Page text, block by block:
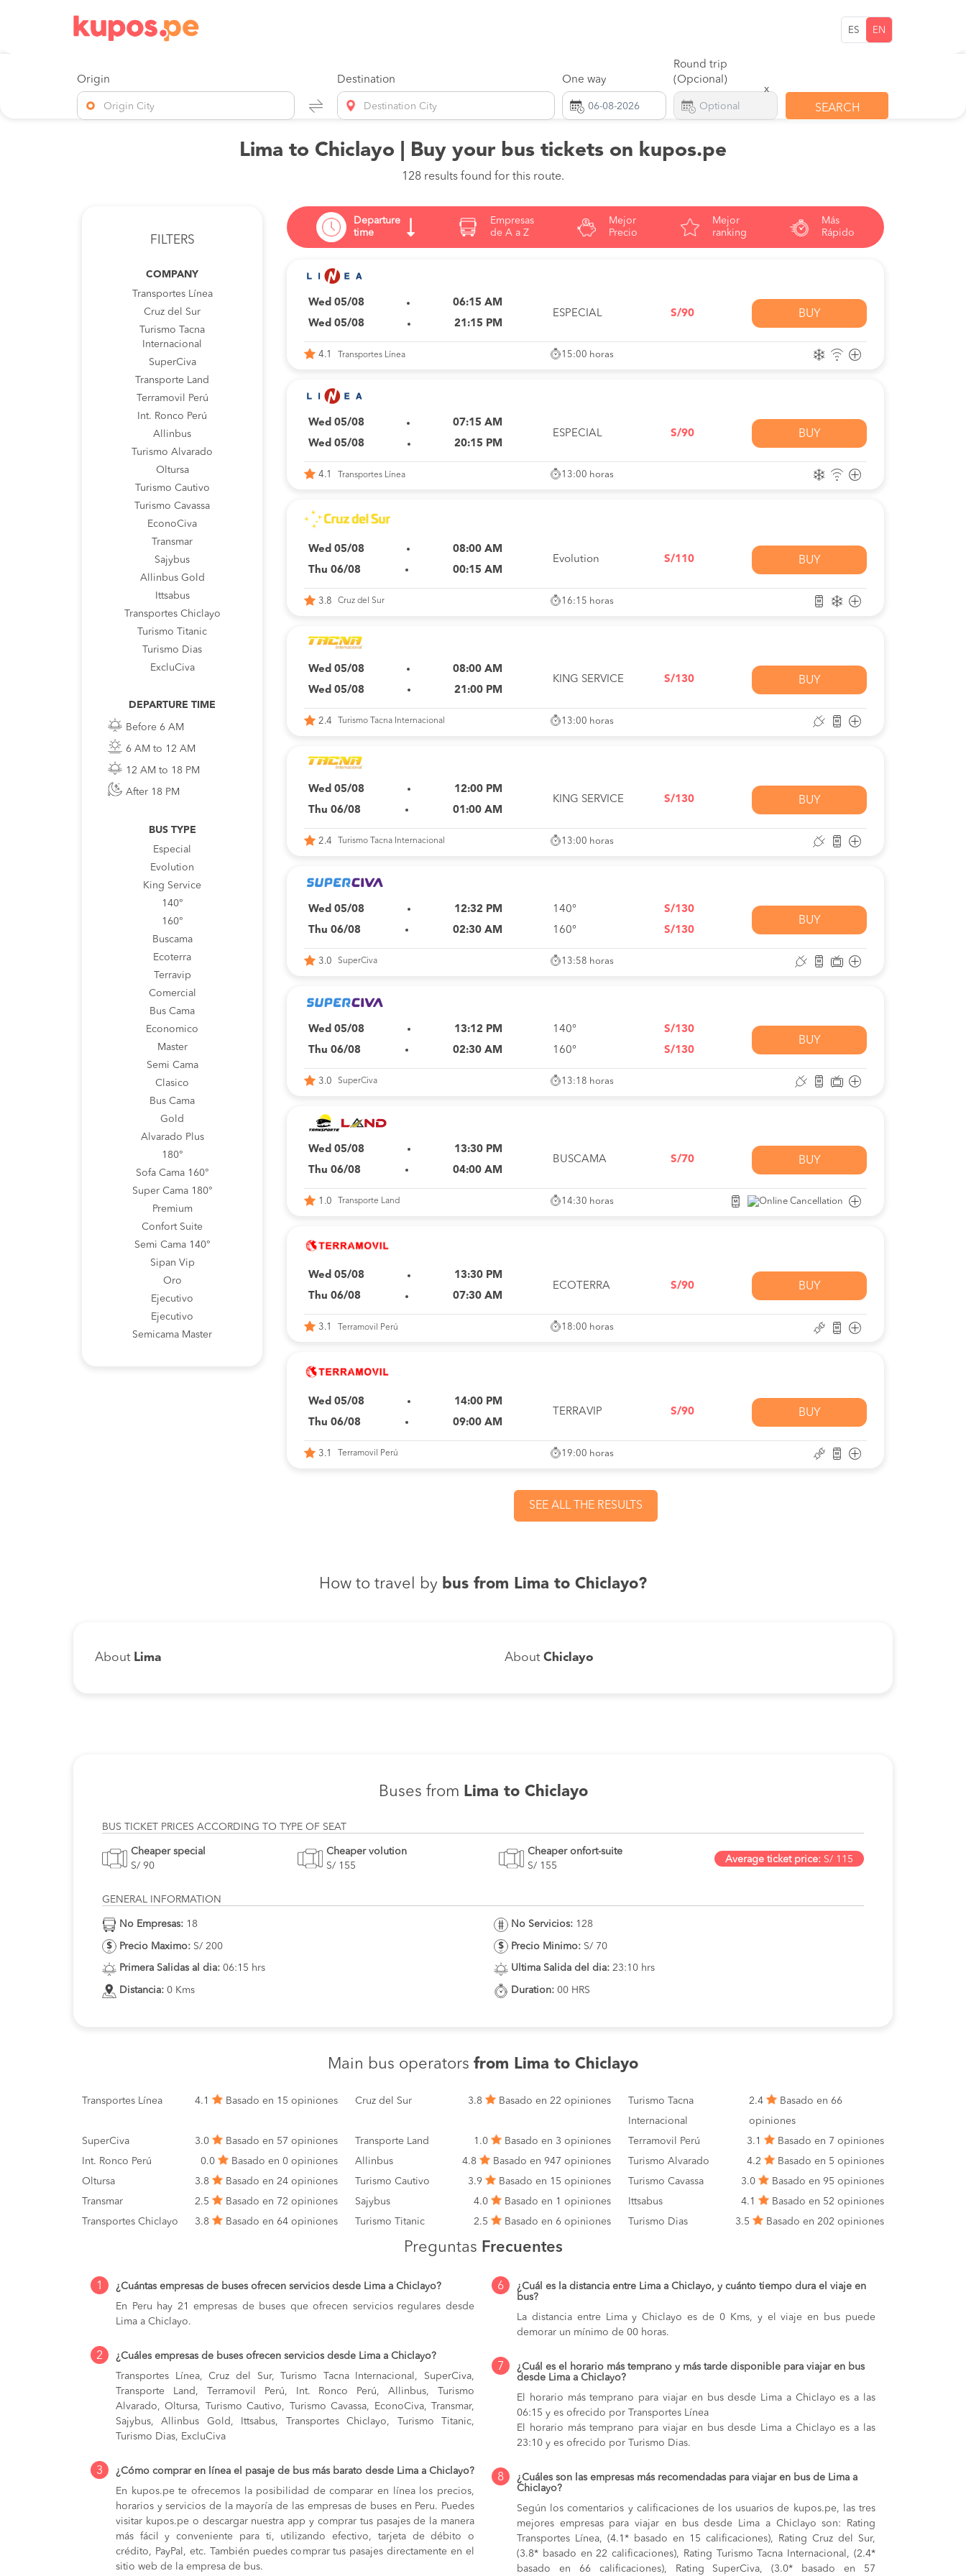
ES EN
Origin
Origin City
Destination
Destination City
One way
Round trip
(Opcional)
x
SEARCH
Lima to Chiclayo | Buy your bus tickets on kupos.pe
128 results found for this route.
FILTERS
COMPANY
Transportes Línea
Cruz del Sur
Turismo Tacna
Internacional
SuperCiva
Transporte Land
Terramovil Perú
Int. Ronco Perú
Allinbus
Turismo Alvarado
Oltursa
Turismo Cautivo
Turismo Cavassa
EconoCiva
Transmar
Sajybus
Allinbus Gold
Ittsabus
Transportes Chiclayo
Turismo Titanic
Turismo Dias
ExcluCiva
DEPARTURE TIME
Before 6 AM
6 AM to 12 AM
12 AM to 18 PM
After 18 PM
BUS TYPE
Especial
Evolution
King Service
140°
160°
Buscama
Ecoterra
Terravip
Comercial
Bus Cama
Economico
Master
Semi Cama
Clasico
Bus Cama
Gold
Alvarado Plus
180°
Sofa Cama 160°
Super Cama 180°
Premium
Confort Suite
Semi Cama 140°
Sipan Vip
Oro
Ejecutivo
Ejecutivo
Semicama Master
Departure
time
Empresas
de A a Z
Mejor
Precio
Mejor
ranking
Más
Rápido
Wed 05/08
06:15 AM
Wed 05/08
21:15 PM
ESPECIAL S/90 BUY
4.1 Transportes Línea 15:00 horas
Wed 05/08
07:15 AM
Wed 05/08
20:15 PM
ESPECIAL S/90 BUY
4.1 Transportes Línea 13:00 horas
Wed 05/08
08:00 AM
Thu 06/08
00:15 AM
Evolution S/110 BUY
3.8 Cruz del Sur 16:15 horas
Wed 05/08
08:00 AM
Wed 05/08
21:00 PM
KING SERVICE S/130 BUY
2.4 Turismo Tacna Internacional 13:00 horas
Wed 05/08
12:00 PM
Thu 06/08
01:00 AM
KING SERVICE S/130 BUY
2.4 Turismo Tacna Internacional 13:00 horas
Wed 05/08
12:32 PM
Thu 06/08
02:30 AM
140°
160°
S/130
S/130
BUY
3.0 SuperCiva 13:58 horas
Wed 05/08
13:12 PM
Thu 06/08
02:30 AM
140°
160°
S/130
S/130
BUY
3.0 SuperCiva 13:18 horas
Wed 05/08
13:30 PM
Thu 06/08
04:00 AM
BUSCAMA S/70 BUY
1.0 Transporte Land 14:30 horas
Wed 05/08
13:30 PM
Thu 06/08
07:30 AM
ECOTERRA S/90 BUY
3.1 Terramovil Perú 18:00 horas
Wed 05/08
14:00 PM
Thu 06/08
09:00 AM
TERRAVIP S/90 BUY
3.1 Terramovil Perú 19:00 horas
SEE ALL THE RESULTS
How to travel by bus from Lima to Chiclayo?
About Lima About Chiclayo
Buses from Lima to Chiclayo
BUS TICKET PRICES ACCORDING TO TYPE OF SEAT
Cheaper special
S/ 90
Cheaper volution
S/ 155
Cheaper onfort-suite
S/ 155
Average ticket price: S/ 115
GENERAL INFORMATION
No Empresas: 18
Precio Maximo: S/ 200
Primera Salidas al dia: 06:15 hrs
Distancia: 0 Kms
No Servicios: 128
Precio Minimo: S/ 70
Ultima Salida del dia: 23:10 hrs
Duration: 00 HRS
Main bus operators from Lima to Chiclayo
Transportes Línea 4.1 Basado en 15 opiniones Cruz del Sur 3.8 Basado en 22 opiniones
Turismo Tacna
Internacional
2.4
Basado en 66
opiniones
SuperCiva
3.0 Basado en 57 opiniones Transporte Land 1.0 Basado en 3 opiniones Terramovil Perú 3.1
Basado en 7 opiniones
Int. Ronco Perú
0.0 Basado en 0 opiniones Allinbus 4.8 Basado en 947 opiniones Turismo Alvarado 4.2
Basado en 5 opiniones
Oltursa
3.8 Basado en 24 opiniones Turismo Cautivo 3.9 Basado en 15 opiniones Turismo Cavassa 3.0
Basado en 95 opiniones
Transmar
2.5 Basado en 72 opiniones Sajybus 4.0 Basado en 1 opiniones Ittsabus 4.1
Basado en 52 opiniones
Transportes Chiclayo
3.8 Basado en 64 opiniones Turismo Titanic 2.5 Basado en 6 opiniones Turismo Dias 3.5 Basado en 202 opiniones
Preguntas Frecuentes
1
¿Cuántas empresas de buses ofrecen servicios desde Lima a Chiclayo?
En Peru hay 21 empresas de buses que ofrecen servicios regulares desde
Lima a Chiclayo.
2
¿Cuáles empresas de buses ofrecen servicios desde Lima a Chiclayo?
Transportes Línea, Cruz del Sur, Turismo Tacna Internacional, SuperCiva,
Transporte Land, Terramovil Perú, Int. Ronco Perú, Allinbus, Turismo
Alvarado, Oltursa, Turismo Cautivo, Turismo Cavassa, EconoCiva, Transmar,
Sajybus, Allinbus Gold, Ittsabus, Transportes Chiclayo, Turismo Titanic,
Turismo Dias, ExcluCiva
3
¿Cómo comprar en línea el pasaje de bus más barato desde Lima a Chiclayo?
En kupos.pe te ofrecemos la posibilidad de comparar en línea los precios,
horarios y servicios de la mayoría de las empresas de buses en Peru. Puedes
visitar kupos.pe o descargar nuestra app y comprar tus pasajes de la manera
más fácil y conveniente para ti, utilizando efectivo, tarjeta de débito o
crédito, PayPal, etc. También puedes comprar tus pasajes directamente en el
sitio web de la empresa de bus.
6
¿Cuál es la distancia entre Lima a Chiclayo, y cuánto tiempo dura el viaje en
bus?
La distancia entre Lima y Chiclayo es de 0 Kms, y el viaje en bus puede
demorar un mínimo de 00 horas.
7
¿Cuál es el horario más temprano y más tarde disponible para viajar en bus
desde Lima a Chiclayo?
El horario más temprano para viajar en bus desde Lima a Chiclayo es a las
06:15 y es ofrecido por Transportes Línea
El horario más temprano para viajar en bus desde Lima a Chiclayo es a las
23:10 y es ofrecido por Turismo Dias.
8
¿Cuáles son las empresas más recomendadas para viajar en bus de Lima a
Chiclayo?
Según los comentarios y calificaciones de los usuarios de kupos.pe, las tres
mejores empresas para viajar en bus desde Lima a Chiclayo son: Rating
Transportes Línea, (4.1* basado en 15 calificaciones), Rating Cruz del Sur,
(3.8* basado en 22 calificaciones), Rating Turismo Tacna Internacional, (2.4*
basado en 66 calificaciones), Rating SuperCiva, (3.0* basado en 57